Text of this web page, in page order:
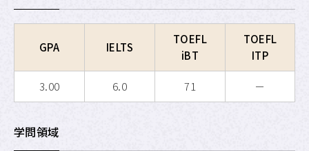
GPA IELTS
TOEFL
iBT
TOEFL
ITP
3.00 6.0 71 －
学問領域
APU サービスラーニング・プログラム
APU 学生留学アドバイザー